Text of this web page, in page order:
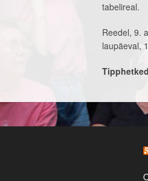
tabelireal.
Reedel, 9.
laupäeval,
Tipphetked